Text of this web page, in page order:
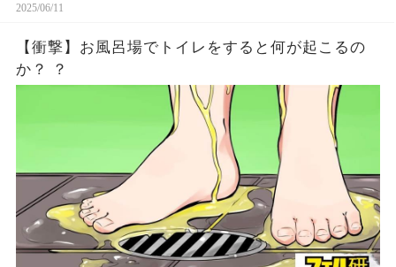
2025/06/11
【衝撃】お風呂場でトイレをすると何が起こるの
か？ ？